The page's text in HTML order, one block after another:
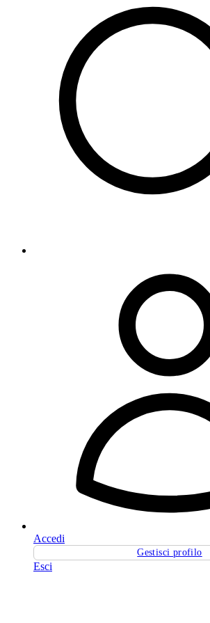
Accedi
Gestisci profilo
Esci